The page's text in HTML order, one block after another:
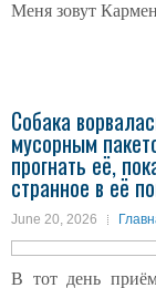
Меня зовут
Собака
мусорным
прогнать её,
странное в её
June 20, 2026
В тот день